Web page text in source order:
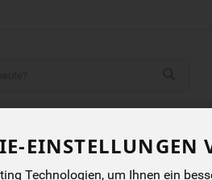
EINSTELLUNGEN
Technologien, um Ihnen ein